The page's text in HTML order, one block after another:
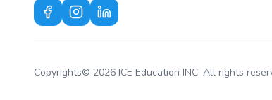
Copyrights© 2026 ICE Education INC, All rights